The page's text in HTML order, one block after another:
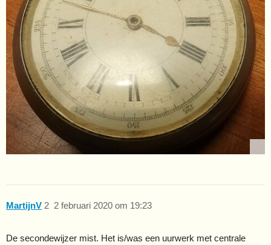
MartijnV 2 februari 2020 om 19:23
2
De secondewijzer mist. Het is/was een uurwerk met centrale